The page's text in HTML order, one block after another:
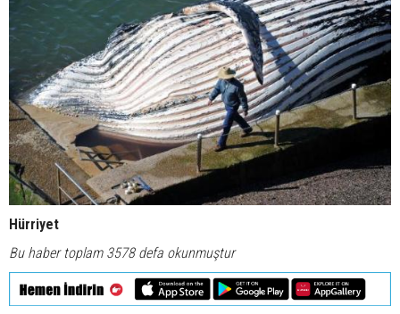
Hürriyet
Bu haber toplam 3578 defa okunmuştur